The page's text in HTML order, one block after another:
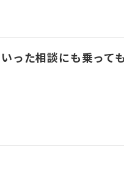
った相談にも乗って